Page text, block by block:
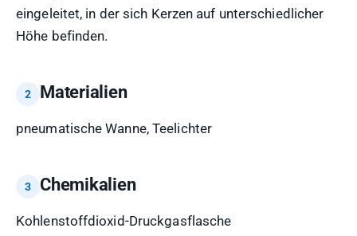
eingeleitet, in der sich Kerzen auf unterschiedlicher
Höhe befinden.
Materialien
pneumatische Wanne, Teelichter
Chemikalien
Kohlenstoffdioxid-Druckgasflasche